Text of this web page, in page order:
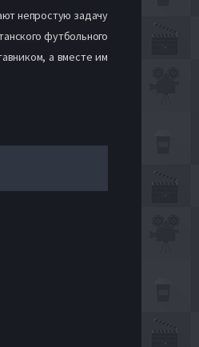
непростую задачу
футбольного
а вместе им